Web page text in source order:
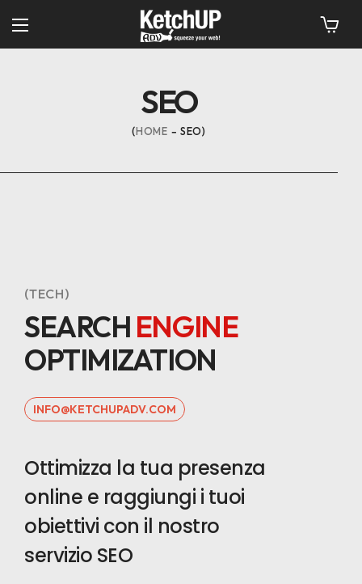
SEO
HOME SEO
(TECH)
SEARCH ENGINE
OPTIMIZATION
INFO@KETCHUPADV.COM
Ottimizza la tua presenza
online e raggiungi i tuoi
obiettivi con il nostro
servizio SEO